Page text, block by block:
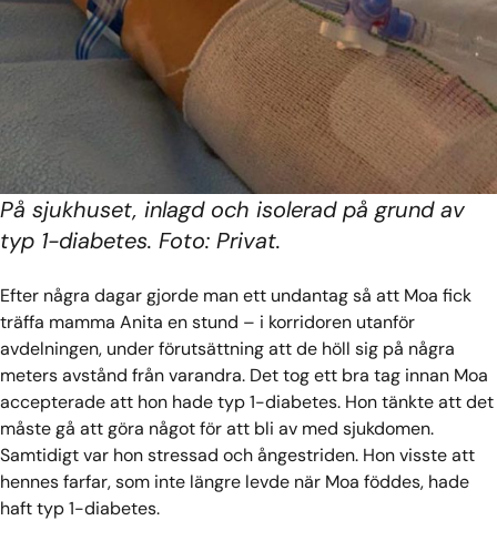
På sjukhuset, inlagd och isolerad på grund av
typ 1-diabetes. Foto: Privat.
Efter några dagar gjorde man ett undantag så att Moa fick
träffa mamma Anita en stund – i korridoren utanför
avdelningen, under förutsättning att de höll sig på några
meters avstånd från varandra. Det tog ett bra tag innan Moa
accepterade att hon hade typ 1-diabetes. Hon tänkte att det
måste gå att göra något för att bli av med sjukdomen.
Samtidigt var hon stressad och ångestriden. Hon visste att
hennes farfar, som inte längre levde när Moa föddes, hade
haft typ 1-diabetes.